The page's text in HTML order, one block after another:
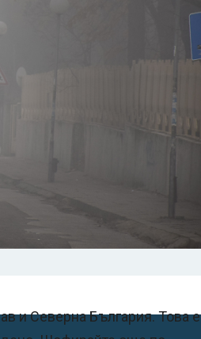
и Северна България. Това е